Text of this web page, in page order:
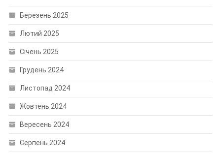
Березень 2025
Лютий 2025
Січень 2025
Грудень 2024
Листопад 2024
Жовтень 2024
Вересень 2024
Серпень 2024